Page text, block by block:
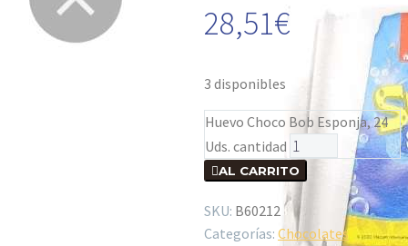
28,51€
3 disponibles
Huevo Choco Bob Esponja, 24
Uds. cantidad
AL CARRITO
SKU: B60212
Categorías: Chocolates